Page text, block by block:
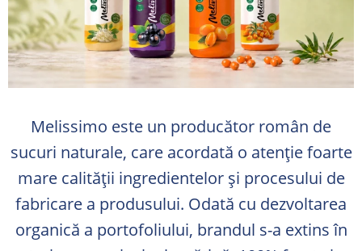
Melissimo este un producător român de
sucuri naturale, care acordată o atenție foarte
mare calității ingredientelor și procesului de
fabricare a produsului. Odată cu dezvoltarea
organică a portofoliului, brandul s-a extins în